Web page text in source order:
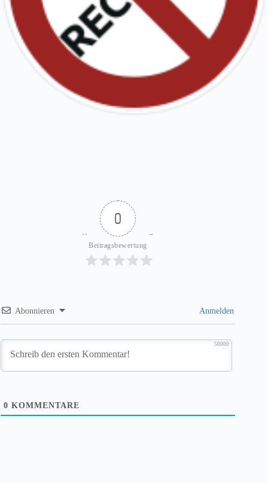
0
Beitragsbewertung
Abonnieren Anmelden
50000
0 KOMMENTARE